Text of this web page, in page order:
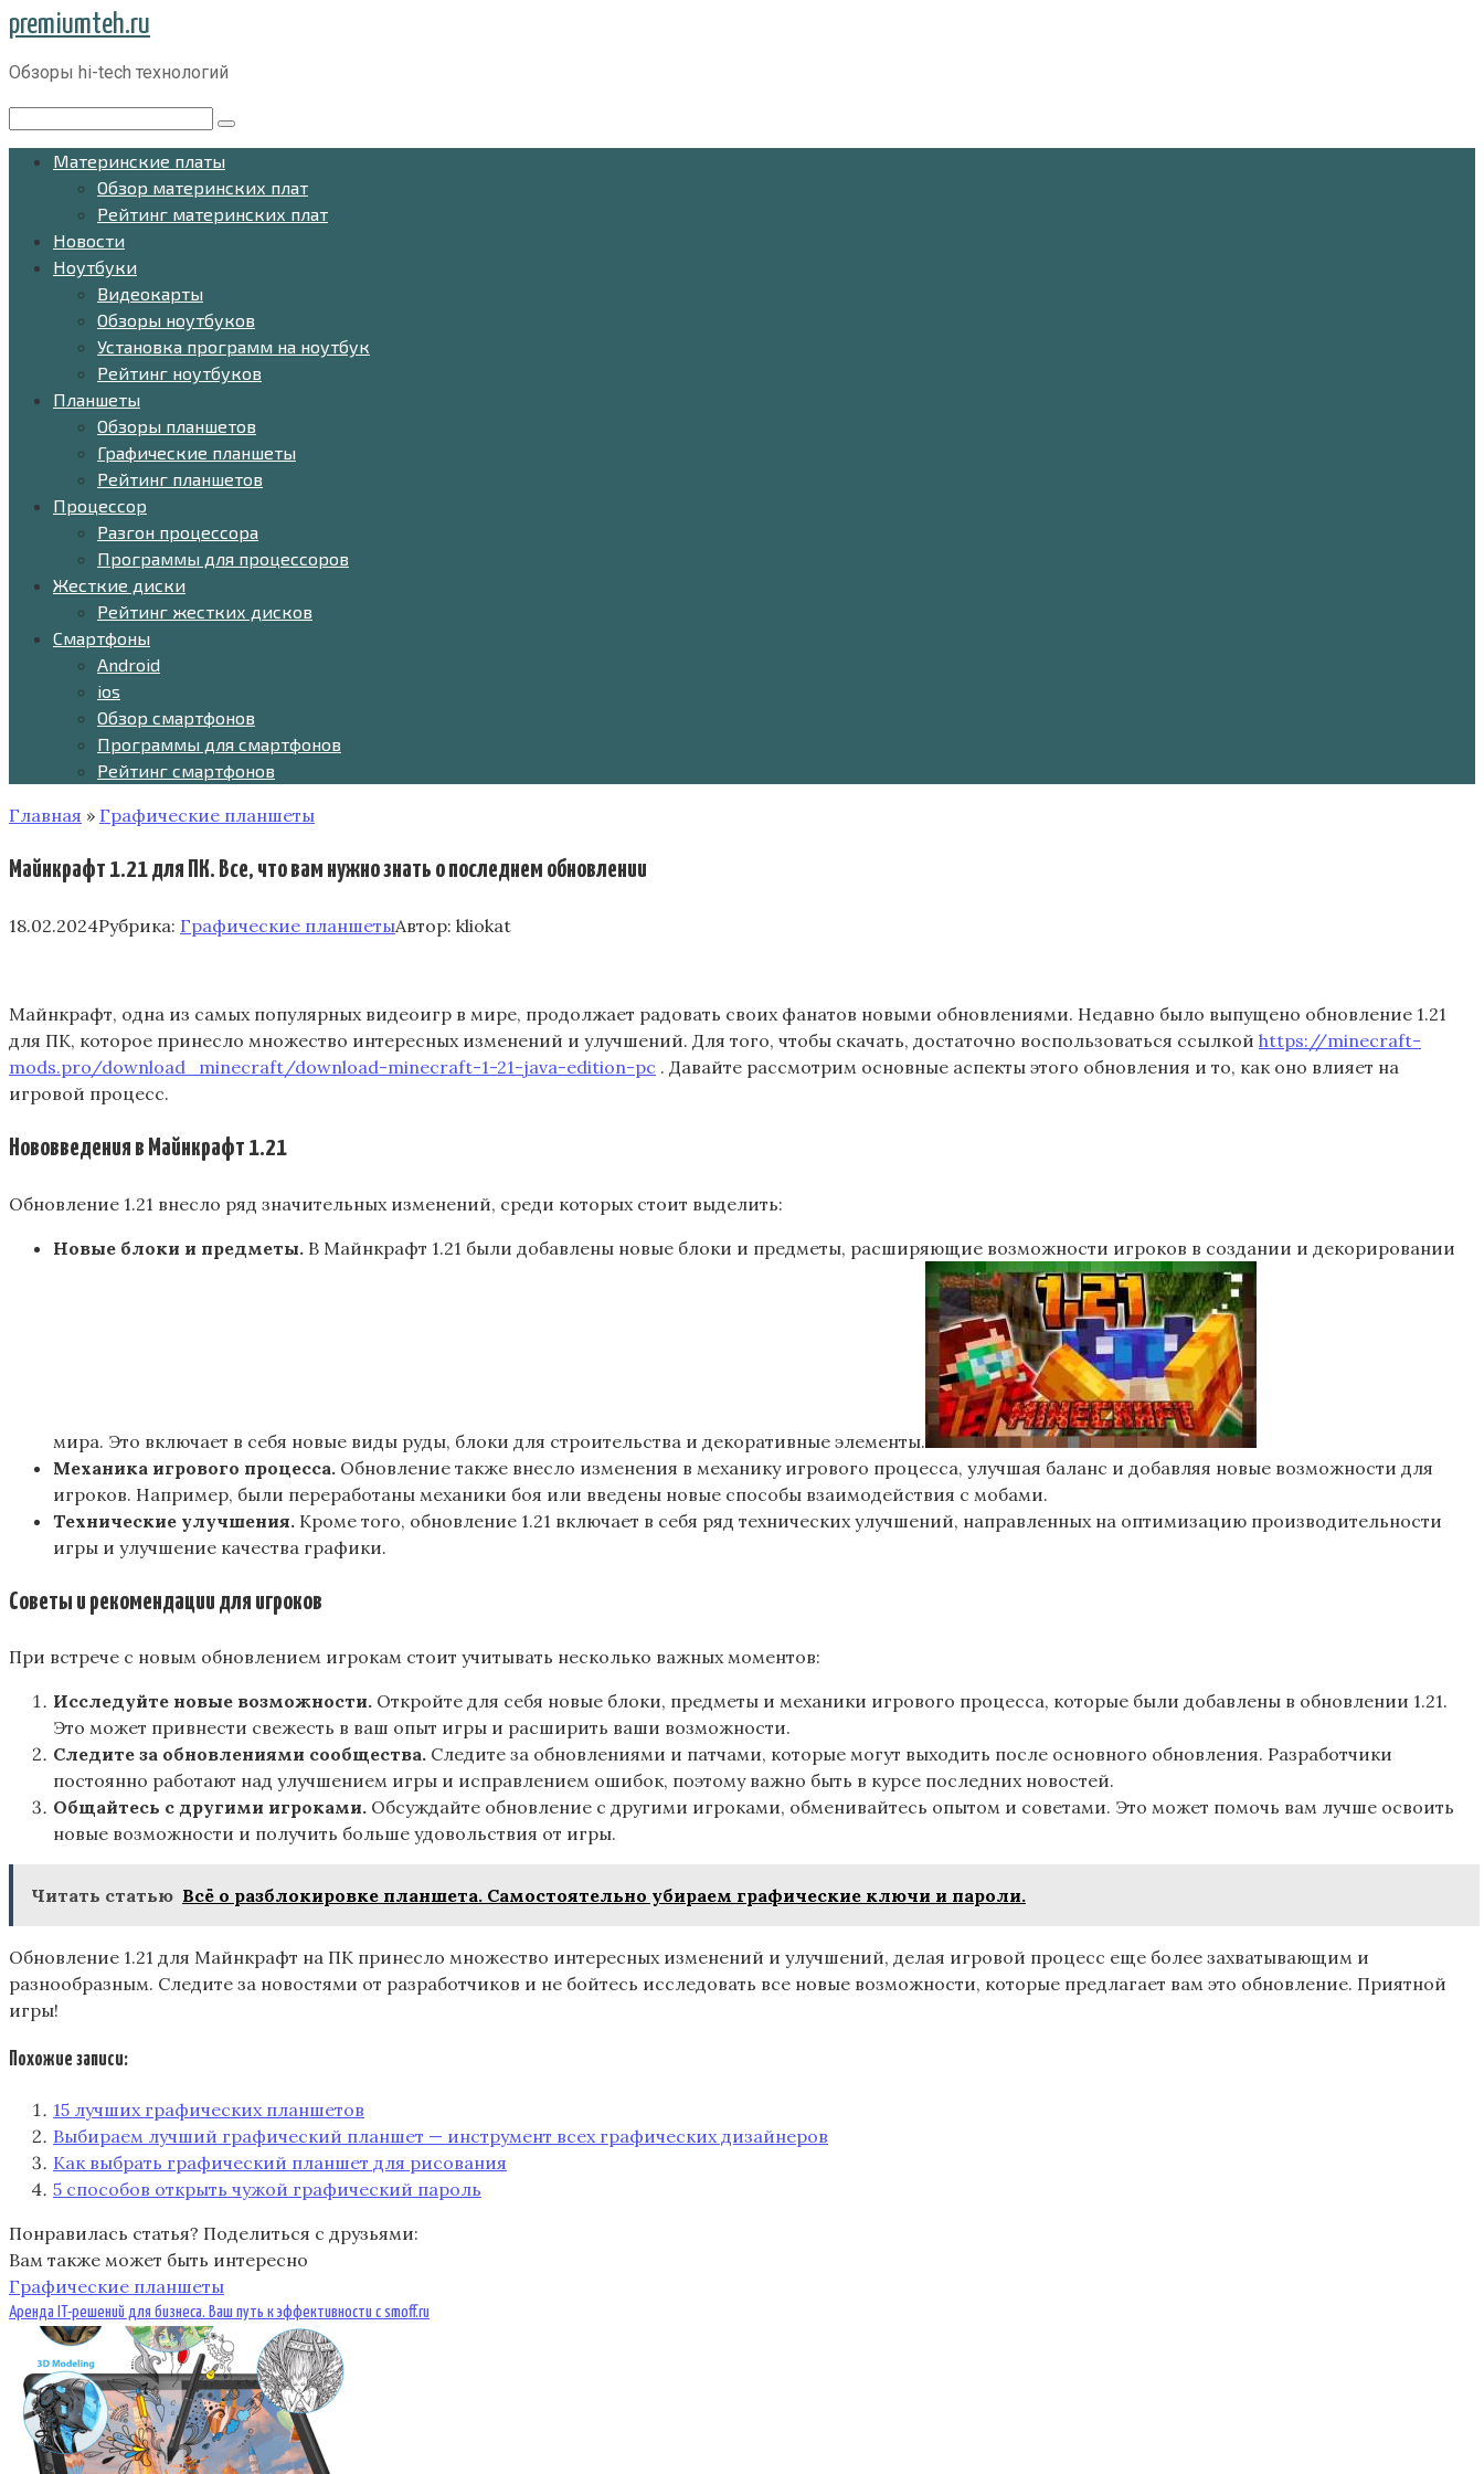
Перейти
контенту
premiumteh.ru
Обзоры hi-tech технологий
Материнские платы
Обзор материнских плат
Рейтинг материнских плат
Новости
Ноутбуки
Видеокарты
Обзоры ноутбуков
Установка программ на ноутбук
Рейтинг ноутбуков
Планшеты
Обзоры планшетов
Графические планшеты
Рейтинг планшетов
Процессор
Разгон процессора
Программы для процессоров
Жесткие диски
Рейтинг жестких дисков
Смартфоны
Android
ios
Обзор смартфонов
Программы для смартфонов
Рейтинг смартфонов
Главная » Графические планшеты
Майнкрафт 1.21 для ПК. Все, что вам нужно знать о последнем обновлении
18.02.2024Рубрика: Графические планшетыАвтор: kliokat
Майнкрафт, одна из самых популярных видеоигр в мире, продолжает радовать своих фанатов новыми обновлениями. Недавно было выпущено обновление 1.21
для ПК, которое принесло множество интересных изменений и улучшений. Для того, чтобы скачать, достаточно воспользоваться ссылкой https://minecraft-
mods.pro/download_minecraft/download-minecraft-1-21-java-edition-pc . Давайте рассмотрим основные аспекты этого обновления и то, как оно влияет на
игровой процесс.
Нововведения в Майнкрафт 1.21
Обновление 1.21 внесло ряд значительных изменений, среди которых стоит выделить:
Новые блоки и предметы. В Майнкрафт 1.21 были добавлены новые блоки и предметы, расширяющие возможности игроков в создании и декорировании
мира. Это включает в себя новые виды руды, блоки для строительства и декоративные элементы.
Механика игрового процесса. Обновление также внесло изменения в механику игрового процесса, улучшая баланс и добавляя новые возможности для
игроков. Например, были переработаны механики боя или введены новые способы взаимодействия с мобами.
Технические улучшения. Кроме того, обновление 1.21 включает в себя ряд технических улучшений, направленных на оптимизацию производительности
игры и улучшение качества графики.
Советы и рекомендации для игроков
При встрече с новым обновлением игрокам стоит учитывать несколько важных моментов:
Исследуйте новые возможности. Откройте для себя новые блоки, предметы и механики игрового процесса, которые были добавлены в обновлении 1.21.
Это может привнести свежесть в ваш опыт игры и расширить ваши возможности.
Следите за обновлениями сообщества. Следите за обновлениями и патчами, которые могут выходить после основного обновления. Разработчики
постоянно работают над улучшением игры и исправлением ошибок, поэтому важно быть в курсе последних новостей.
Общайтесь с другими игроками. Обсуждайте обновление с другими игроками, обменивайтесь опытом и советами. Это может помочь вам лучше освоить
новые возможности и получить больше удовольствия от игры.
Читать статью Всё о разблокировке планшета. Самостоятельно убираем графические ключи и пароли.
Обновление 1.21 для Майнкрафт на ПК принесло множество интересных изменений и улучшений, делая игровой процесс еще более захватывающим и
разнообразным. Следите за новостями от разработчиков и не бойтесь исследовать все новые возможности, которые предлагает вам это обновление. Приятной
игры!
Похожие записи:
15 лучших графических планшетов
Выбираем лучший графический планшет — инструмент всех графических дизайнеров
Как выбрать графический планшет для рисования
5 способов открыть чужой графический пароль
Понравилась статья? Поделиться с друзьями:
Вам также может быть интересно
Графические планшеты
Аренда IT-решений для бизнеса. Ваш путь к эффективности с smoff.ru